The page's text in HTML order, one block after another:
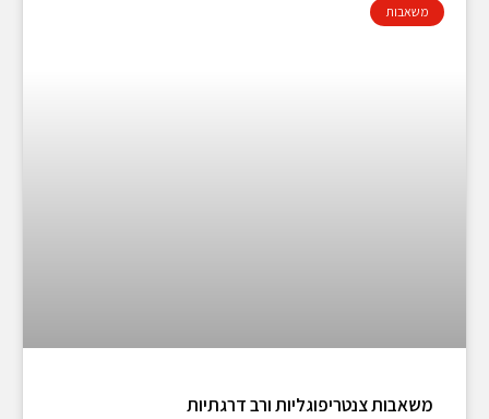
משאבות
משאבות צנטריפוגליות ורב דרגתיות